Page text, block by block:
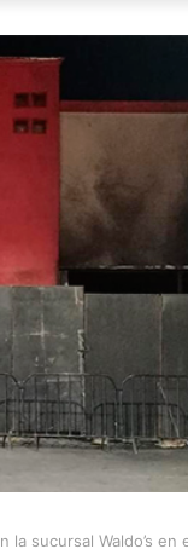
sucursal Waldo’s en